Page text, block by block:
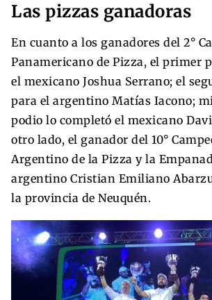
Las pizzas ganadoras
En cuanto a los ganadores del 2°
Panamericano de Pizza, el primer
el mexicano Joshua Serrano; el
para el argentino Matías Iacono;
podio lo completó el mexicano
otro lado, el ganador del 10°
Argentino de la Pizza y la
argentino Cristian Emiliano
la provincia de Neuquén.